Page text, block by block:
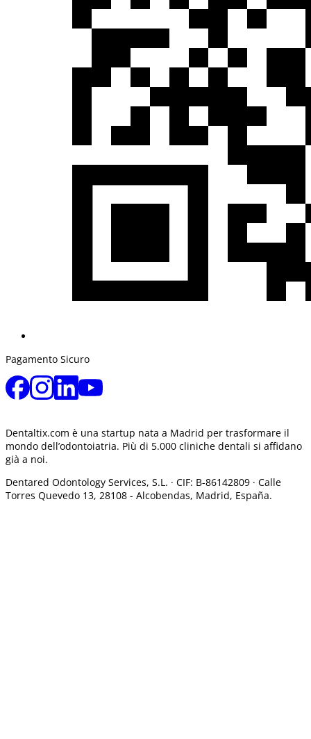
Pagamento Sicuro
Dentaltix.com è una startup nata a Madrid per trasformare il
mondo dell’odontoiatria. Più di 5.000 cliniche dentali si affidano
già a noi.
Dentared Odontology Services, S.L. · CIF: B-86142809 · Calle
Torres Quevedo 13, 28108 - Alcobendas, Madrid, España.